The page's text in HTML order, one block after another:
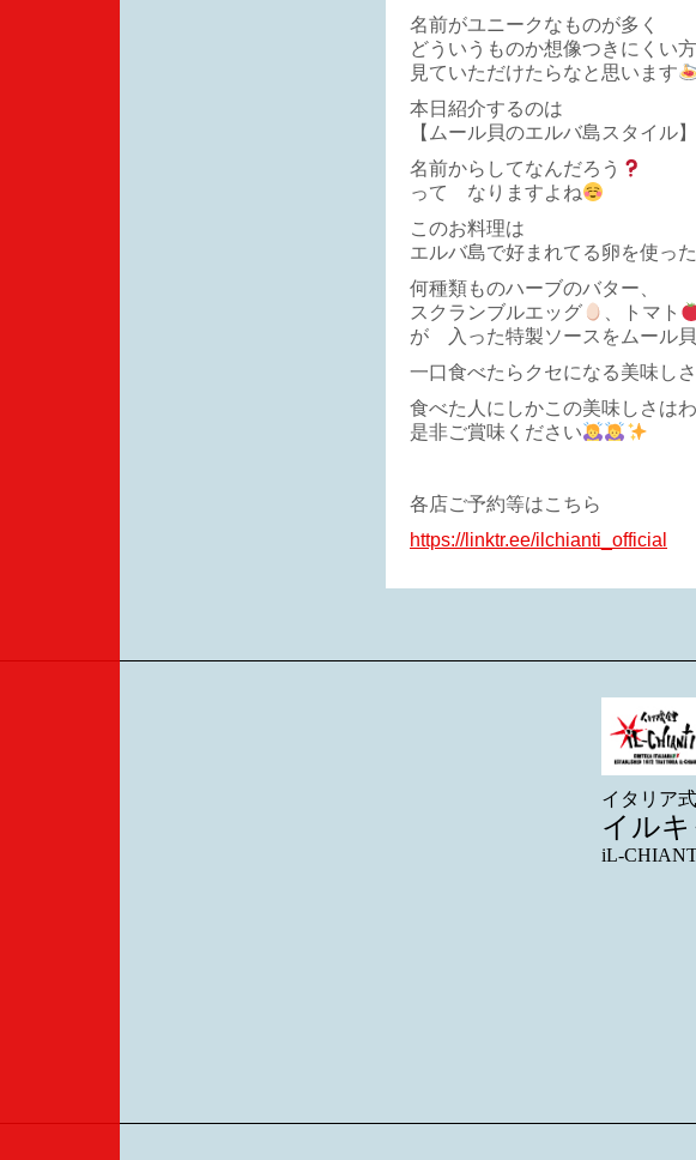
名前がユニークなものが多く
どういうものか想像つきにくい
見ていただけたらなと思います
本日紹介するのは
【ムール貝のエルバ島スタイル】
名前からしてなんだろう
って なりますよね
このお料理は
エルバ島で好まれてる卵を使っ
何種類ものハーブのバター、
スクランブルエッグ
、トマト
が 入った特製ソースをムール
一口食べたらクセになる美味しさ
食べた人にしかこの美味しさはわ
是非ご賞味ください
各店ご予約等はこちら
https://linktr.ee/ilchianti_official
イタリア
イル
iL-